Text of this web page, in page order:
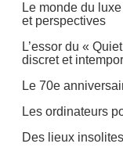
Le monde du
et perspectives
L’essor du «
discret et
Le 70e
Les ordinateurs
Des lieux